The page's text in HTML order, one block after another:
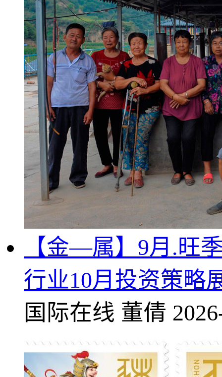
【金—属】9月.旺
行业10月投资策略
国际在线 董倩